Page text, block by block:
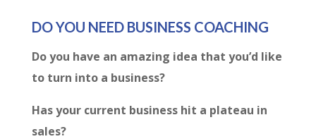
DO YOU NEED BUSINESS COACHING
Do you have an amazing idea that you’d like
to turn into a business?
Has your current business hit a plateau in
sales?